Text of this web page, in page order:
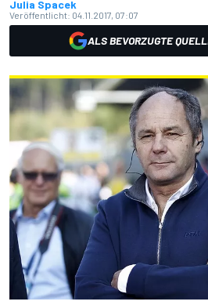
Julia Spacek
Veröffentlicht: 04.11.2017, 07:07
ALS BEVORZUGTE